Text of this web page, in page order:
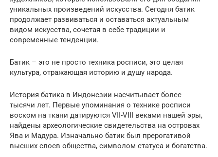
уникальных произведений искусства. Сегодня батик
продолжает развиваться и оставаться актуальным
видом искусства, сочетая в себе традиции и
современные тенденции.
Батик – это не просто техника росписи, это целая
культура, отражающая историю и душу народа.
История батика в Индонезии насчитывает более
тысячи лет. Первые упоминания о технике росписи
воском на ткани датируются VII-VIII веками нашей эры,
найдены археологические свидетельства на островах
Ява и Мадура. Изначально батик был прерогативой
высших слоев общества, символом статуса и богатства.